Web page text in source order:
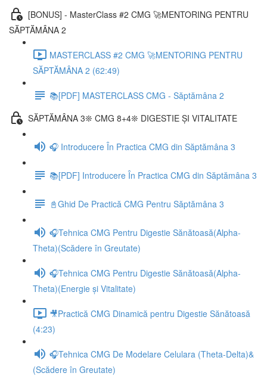
[BONUS] - MasterClass #2 CMG 🚀MENTORING PENTRU
SĂPTĂMÂNA 2
MASTERCLASS #2 CMG 🚀MENTORING PENTRU
SĂPTĂMÂNA 2 (62:49)
📚[PDF] MASTERCLASS CMG - Săptămâna 2
SĂPTĂMÂNA 3❊ CMG 8+4❊ DIGESTIE ȘI VITALITATE
🎧 Introducere În Practica CMG din Săptămâna 3
📚[PDF] Introducere În Practica CMG din Săptămâna 3
📓Ghid De Practică CMG Pentru Săptămâna 3
🎧Tehnica CMG Pentru Digestie Sănătoasă(Alpha-
Theta)(Scădere în Greutate)
🎧Tehnica CMG Pentru Digestie Sănătoasă(Alpha-
Theta)(Energie și Vitalitate)
🎥Practică CMG Dinamică pentru Digestie Sănătoasă
(4:23)
🎧Tehnica CMG De Modelare Celulara (Theta-Delta)&
(Scădere în Greutate)